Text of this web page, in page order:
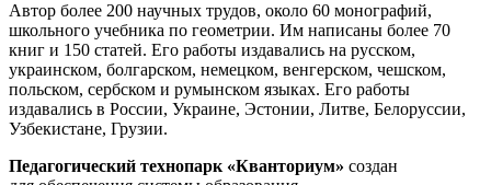
Автор более 200 научных трудов, около 60 монографий,
школьного учебника по геометрии. Им написаны более 70
книг и 150 статей. Его работы издавались на русском,
украинском, болгарском, немецком, венгерском, чешском,
польском, сербском и румынском языках. Его работы
издавались в России, Украине, Эстонии, Литве, Белоруссии,
Узбекистане, Грузии.
Педагогический технопарк «Кванториум» создан